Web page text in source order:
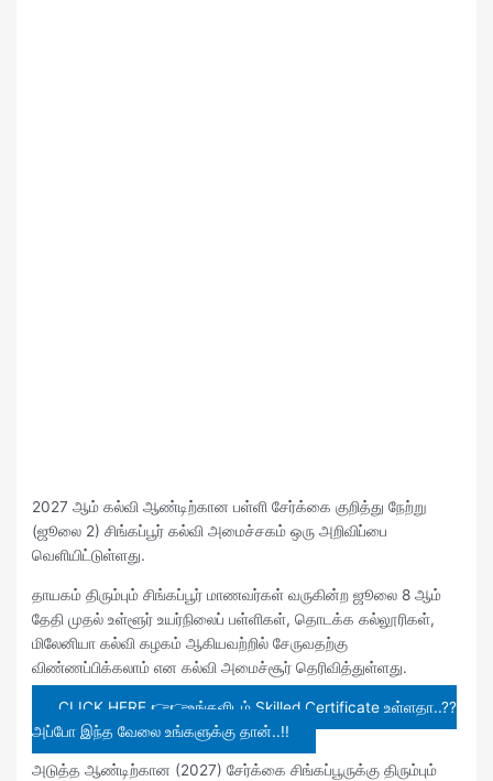
2027 ஆம் கல்வி ஆண்டிற்கான பள்ளி சேர்க்கை குறித்து நேற்று
(ஜூலை 2) சிங்கப்பூர் கல்வி அமைச்சகம் ஒரு அறிவிப்பை
வெளியிட்டுள்ளது.
தாயகம் திரும்பும் சிங்கப்பூர் மாணவர்கள் வருகின்ற ஜூலை 8 ஆம்
தேதி முதல் உள்ளூர் உயர்நிலைப் பள்ளிகள், தொடக்க கல்லூரிகள்,
மிலேனியா கல்வி கழகம் ஆகியவற்றில் சேருவதற்கு
விண்ணப்பிக்கலாம் என கல்வி அமைச்சூர் தெரிவித்துள்ளது.
CLICK HERE 👉👉உங்களிடம் Skilled Certificate உள்ளதா..??
அப்போ இந்த வேலை உங்களுக்கு தான்..!!
அடுத்த ஆண்டிற்கான (2027) சேர்க்கை சிங்கப்பூருக்கு திரும்பும்